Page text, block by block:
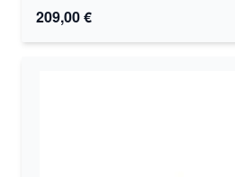
209,00 €